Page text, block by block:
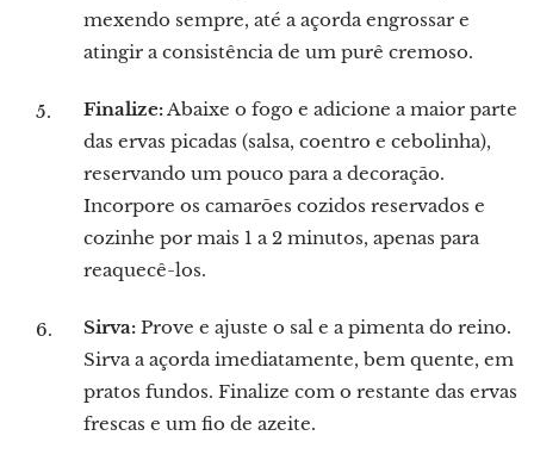
mexendo sempre, até a açorda engrossar e
atingir a consistência de um purê cremoso.
Finalize:Abaixe o fogo e adicione a maior parte
das ervas picadas (salsa, coentro e cebolinha),
reservando um pouco para a decoração.
Incorpore os camarões cozidos reservados e
cozinhe por mais 1 a 2 minutos, apenas para
reaquecê-los.
Sirva: Prove e ajuste o sal e a pimenta do reino.
Sirva a açorda imediatamente, bem quente, em
pratos fundos. Finalize com o restante das ervas
frescas e um fio de azeite.